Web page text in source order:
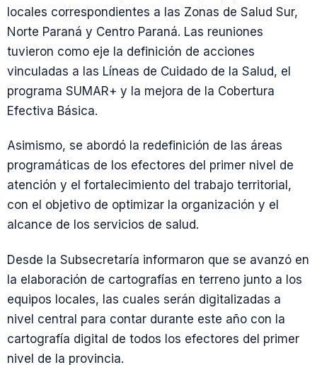
locales correspondientes a las Zonas de Salud Sur,
Norte Paraná y Centro Paraná. Las reuniones
tuvieron como eje la definición de acciones
vinculadas a las Líneas de Cuidado de la Salud, el
programa SUMAR+ y la mejora de la Cobertura
Efectiva Básica.
Asimismo, se abordó la redefinición de las áreas
programáticas de los efectores del primer nivel de
atención y el fortalecimiento del trabajo territorial,
con el objetivo de optimizar la organización y el
alcance de los servicios de salud.
Desde la Subsecretaría informaron que se avanzó en
la elaboración de cartografías en terreno junto a los
equipos locales, las cuales serán digitalizadas a
nivel central para contar durante este año con la
cartografía digital de todos los efectores del primer
nivel de la provincia.